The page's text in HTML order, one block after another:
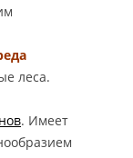
леса.
. Имеет